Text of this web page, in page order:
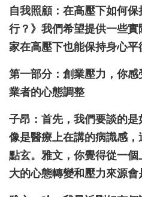
自我照顧：在高壓下如何
行？》我們希望提供一些
家在高壓下也能保持身心平
第一部分：創業壓力，你
業者的心態調整
子昂：首先，我們要談的
像是醫療上在講的病識感
點玄。雅文，你覺得從一
大的心態轉變和壓力來源會